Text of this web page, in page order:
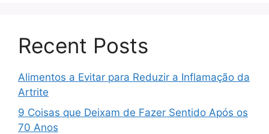
Recent Posts
Alimentos a Evitar para Reduzir a Inflamação da
Artrite
9 Coisas que Deixam de Fazer Sentido Após os
70 Anos